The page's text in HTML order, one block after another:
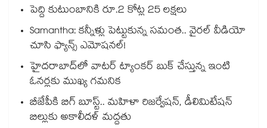
పెద్ది కుటుంబానికి రూ.2 కోట్ల 25 లక్షలు
Samantha: కన్నీళ్లు పెట్టుకున్న సమంత.. వైరల్ వీడియో
చూసి ఫ్యాన్స్ ఎమోషనల్!
హైదరాబాద్⁪లో వాటర్ ట్యాంకర్ బుక్ చేస్తున్న ఇంటి
ఓనర్లకు ముఖ్య గమనిక
బీజేపీకి బిగ్ బూస్ట్.. మహిళా రిజర్వేషన్, డీలిమిటేషన్
బిల్లుకు అకాలీదళ్ మద్దతు